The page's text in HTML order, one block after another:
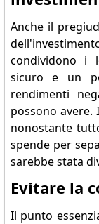
Anche il
condividono i
sicuro e un
rendimenti
possono avere.
nonostante
spende per
sarebbe stata
Evitare la
Il punto